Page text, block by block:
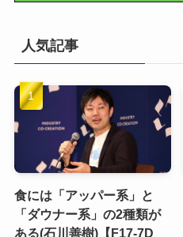
人気記事
食には「アッパー系」と
「ダウナー系」の2種類が
ある(石川善樹)【F17-7D